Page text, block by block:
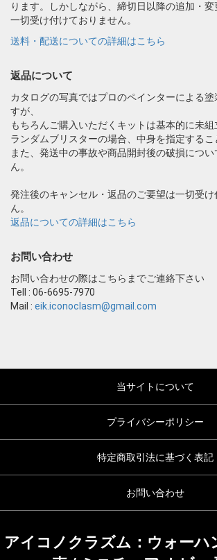
ります。しかしながら、締切日以降の追加・
一切受け付けておりません。
送料・配送についての詳細はこちら
返品について
カタログの写真ではプロのペインターによる塗
すが、
もちろんご購入いただくキットは基本的に未組
ランダムブリスターの場合、中身を指定するこ
また、発送中の事故や商品開封後の破損につ
ん。
発注後のキャンセル・返品のご要望は一切受
ん。
返品についての詳細はこちら
お問い合わせ
お問い合わせの際はこちらまでご連絡下さい
Tell : 06-6695-7970
Mail : eik.iconoclasm@gmail.com
当サイトについて
プライバシーポリシー
特定商取引法に基づく表記
お問い合わせ
アイコノクラズム：ウォーハ